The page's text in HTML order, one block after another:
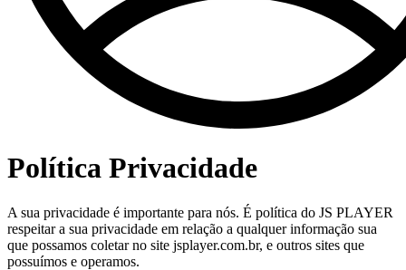
Política Privacidade
A sua privacidade é importante para nós. É política do JS PLAYER
respeitar a sua privacidade em relação a qualquer informação sua
que possamos coletar no site jsplayer.com.br, e outros sites que
possuímos e operamos.